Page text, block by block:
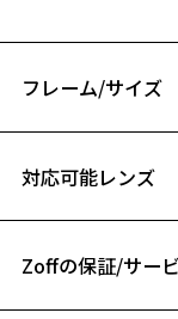
【デザイン】
好きなキャラクター
ション。
しめるモデルです。
かわいらしい形状の
シナモロールをイメ
フレーム/サイズ
B ブリッジ(鼻部分)
対応可能レンズ
Zoffの保証/サー